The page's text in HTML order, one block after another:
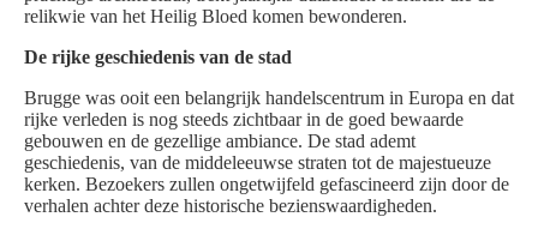
relikwie van het Heilig Bloed komen bewonderen.
De rijke geschiedenis van de stad
Brugge was ooit een belangrijk handelscentrum in Europa en dat
rijke verleden is nog steeds zichtbaar in de goed bewaarde
gebouwen en de gezellige ambiance. De stad ademt
geschiedenis, van de middeleeuwse straten tot de majestueuze
kerken. Bezoekers zullen ongetwijfeld gefascineerd zijn door de
verhalen achter deze historische bezienswaardigheden.